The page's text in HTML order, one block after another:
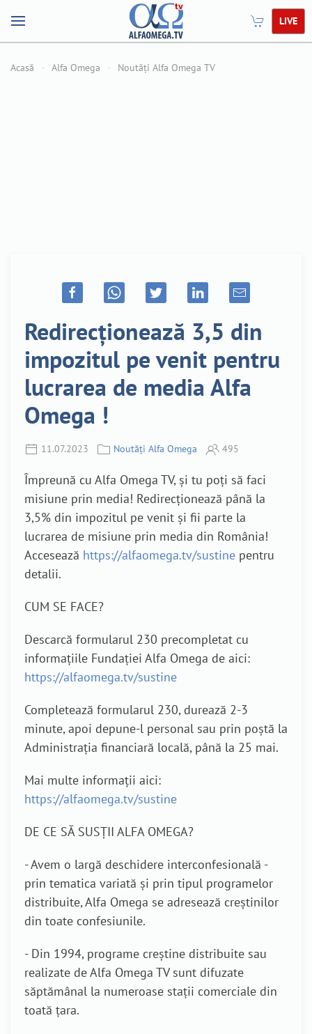
LIVE
Acasă Alfa Omega Noutăți Alfa Omega TV
Redirecționează 3,5 din
impozitul pe venit pentru
lucrarea de media Alfa
Omega !
11.07.2023 Noutăți Alfa Omega 495
Împreună cu Alfa Omega TV, și tu poți să faci
misiune prin media! Redirecționează până la
3,5% din impozitul pe venit și fii parte la
lucrarea de misiune prin media din România!
Accesează https://alfaomega.tv/sustine pentru
detalii.
CUM SE FACE?
Descarcă formularul 230 precompletat cu
informațiile Fundației Alfa Omega de aici:
https://alfaomega.tv/sustine
Completează formularul 230, durează 2-3
minute, apoi depune-l personal sau prin poștă la
Administrația financiară locală, până la 25 mai.
Mai multe informații aici:
https://alfaomega.tv/sustine
DE CE SĂ SUSȚII ALFA OMEGA?
- Avem o largă deschidere interconfesională -
prin tematica variată și prin tipul programelor
distribuite, Alfa Omega se adresează creștinilor
din toate confesiunile.
- Din 1994, programe creștine distribuite sau
realizate de Alfa Omega TV sunt difuzate
săptămânal la numeroase stații comerciale din
toată țara.